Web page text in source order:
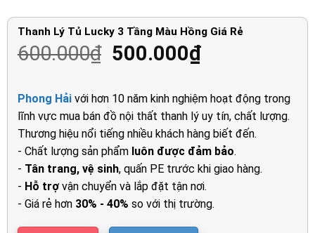
Thanh Lý Tủ Lucky 3 Tầng Màu Hồng Giá Rẻ
600.000₫ Giá
là:
600.000₫.
500.000₫Giá
tại
là:
500.000₫.
Phong Hảivới hơn 10 năm kinh nghiệm hoạt động trong
lĩnh vực mua bán đồ nội thất thanh lý uy tín, chất lượng.
Thương hiệu nổi tiếng nhiều khách hàng biết đến.
- Chất lượng sản phẩm luôn được đảm bảo.
- Tân trang, vệ sinh, quấn PE trước khi giao hàng.
- Hỗ trợvận chuyển và lắp đặt tận nơi.
- Giá rẻ hơn 30% - 40% so với thị trường.